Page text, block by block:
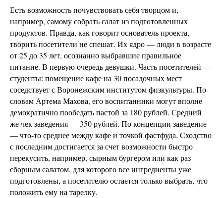
Есть возможность почувствовать себя творцом и,
например, самому собрать салат из подготовленных
продуктов. Правда, как говорит основатель проекта,
творить посетители не спешат. Их ядро — люди в возрасте
от 25 до 35 лет, осознанно выбравшие правильное
питание. В первую очередь девушки. Часть посетителей —
студенты: помещение кафе на 30 посадочных мест
соседствует с Воронежским институтом физкультуры. По
словам Артема Махова, его воспитанники могут вполне
демократично пообедать пастой за 180 рублей. Средний
же чек заведения — 350 рублей. По концепции заведение
— что-то среднее между кафе и точкой фастфуда. Сходство
с последним достигается за счет возможности быстро
перекусить, например, сырным бургером или как раз
сборным салатом, для которого все ингредиенты уже
подготовлены, а посетителю остается только выбрать, что
положить ему на тарелку.